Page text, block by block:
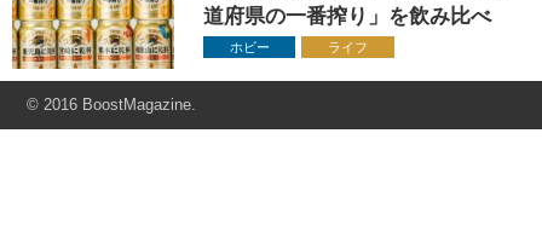
道府県の一番搾り」を飲み比べ
ホビー ライフ
© 2016 BoostMagazine.